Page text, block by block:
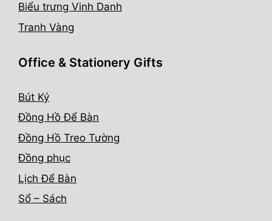
Biểu trưng Vinh Danh
Tranh Vàng
Office & Stationery Gifts
Bút Ký
Đồng Hồ Để Bàn
Đồng Hồ Treo Tường
Đồng phục
Lịch Để Bàn
Sổ – Sách